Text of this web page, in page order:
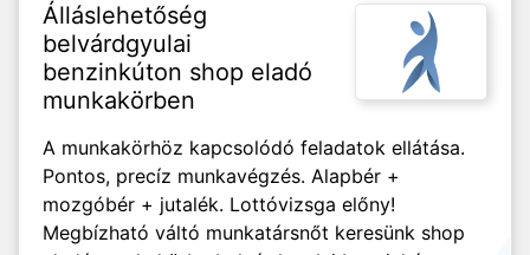
Álláslehetőség
belvárdgyulai
benzinkúton shop eladó
munkakörben
A munkakörhöz kapcsolódó feladatok ellátása.
Pontos, precíz munkavégzés. Alapbér +
mozgóbér + jutalék. Lottóvizsga előny!
Megbízható váltó munkatársnőt keresünk shop